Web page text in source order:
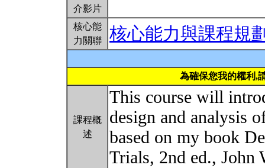
介影片
核心能
力關聯
核心能力與課程規
為確保您我的權利,
課程概
述
This course will
design and analysis
based on my book
Trials, 2nd ed., John